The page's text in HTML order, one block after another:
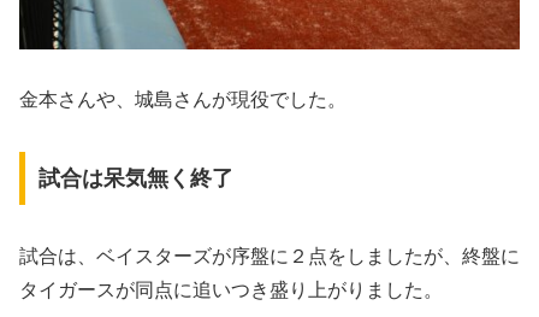
金本さんや、城島さんが現役でした。
試合は呆気無く終了
試合は、ベイスターズが序盤に２点をしましたが、終盤に
タイガースが同点に追いつき盛り上がりました。